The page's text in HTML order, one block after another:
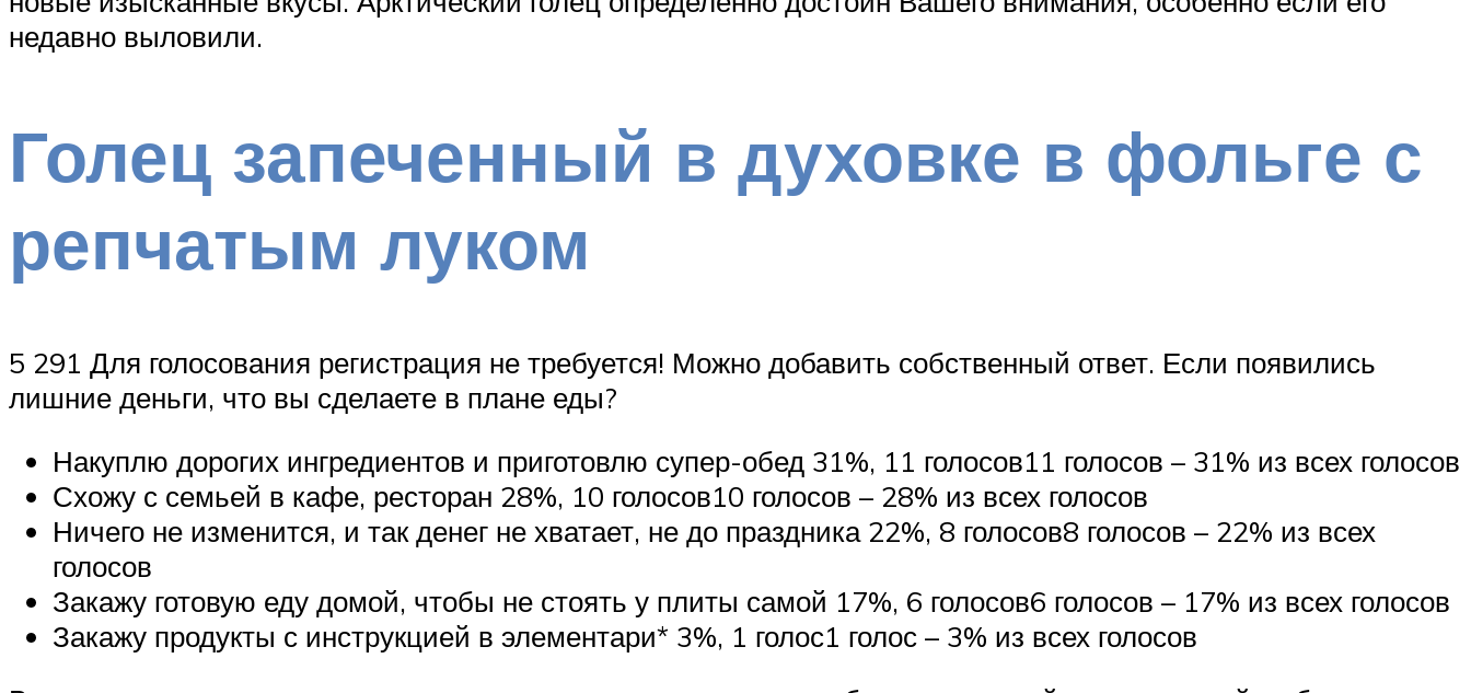
недавно выловили.
Голец запеченный в духовке в фольге с
репчатым луком
5 291 Для голосования регистрация не требуется! Можно добавить собственный ответ. Если появились
лишние деньги, что вы сделаете в плане еды?
Накуплю дорогих ингредиентов и приготовлю супер-обед 31%, 11 голосов11 голосов – 31% из всех голосов
Схожу с семьей в кафе, ресторан 28%, 10 голосов10 голосов – 28% из всех голосов
Ничего не изменится, и так денег не хватает, не до праздника 22%, 8 голосов8 голосов – 22% из всех
голосов
Закажу готовую еду домой, чтобы не стоять у плиты самой 17%, 6 голосов6 голосов – 17% из всех голосов
Закажу продукты с инструкцией в элементари* 3%, 1 голос1 голос – 3% из всех голосов